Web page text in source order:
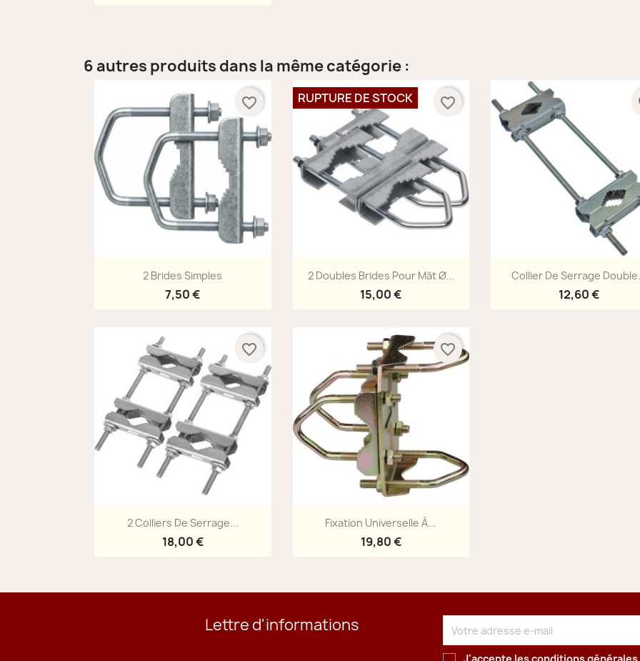
6 autres produits dans la même catégorie :
Aperçu rapide
2 Brides Simples
7,50 €
favorite_border
Aperçu rapide
2 Doubles Brides Pour Mât Ø...
15,00 €
RUPTURE DE STOCK favorite_border
Aperçu rapide
Collier De Serrage
12,60 €
Aperçu rapide
2 Colliers De Serrage...
18,00 €
favorite_border
Aperçu rapide
Fixation Universelle À...
19,80 €
favorite_border
Lettre d'informations